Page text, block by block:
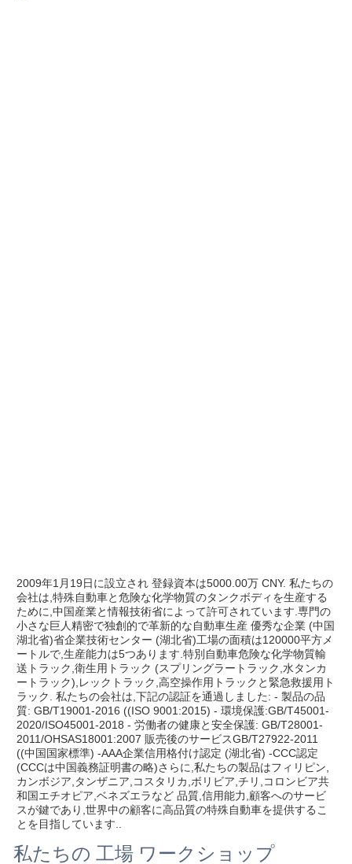
2009年1月19日に設立され 登録資本は5000.00万 CNY. 私たちの
会社は,特殊自動車と危険な化学物質のタンクボディを生産する
ために,中国産業と情報技術省によって許可されています.専門の
小さな巨人精密で独創的で革新的な自動車生産 優秀な企業 (中国
湖北省)省企業技術センター (湖北省)工場の面積は120000平方メ
ートルで,生産能力は5つあります.特別自動車危険な化学物質輸
送トラック,衛生用トラック (スプリングラートラック,水タンカ
ートラック),レックトラック,高空操作用トラックと緊急救援用ト
ラック. 私たちの会社は,下記の認証を通過しました: - 製品の品
質: GB/T19001-2016 ((ISO 9001:2015) - 環境保護:GB/T45001-
2020/ISO45001-2018 - 労働者の健康と安全保護: GB/T28001-
2011/OHSAS18001:2007 販売後のサービスGB/T27922-2011
((中国国家標準) -AAA企業信用格付け認定 (湖北省) -CCC認定
(CCCは中国義務証明書の略)さらに,私たちの製品はフィリピン,
カンボジア,タンザニア,コスタリカ,ボリビア,チリ,コロンビア共
和国エチオピア,ベネズエラなど 品質,信用能力,顧客へのサービ
スが鍵であり,世界中の顧客に高品質の特殊自動車を提供するこ
とを目指しています..
私たちの 工場 ワークショップ